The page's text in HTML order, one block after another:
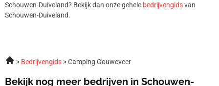
Schouwen-Duiveland? Bekijk dan onze gehele bedrijvengidsvan
Schouwen-Duiveland.
Bedrijvengids Camping Gouweveer
Bekijk nog meer bedrijven in Schouwen-